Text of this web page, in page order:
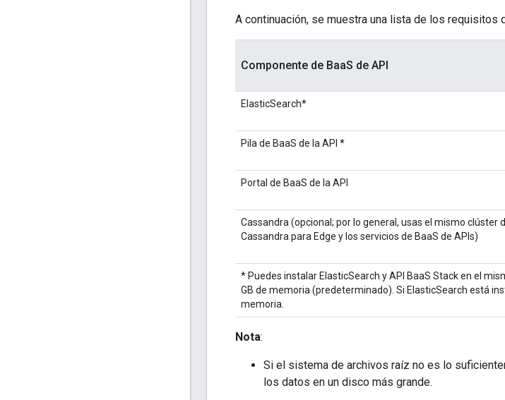
A continuación, se muestra una lista de los requisitos
Componente de BaaS de API
ElasticSearch*
Pila de BaaS de la API *
Portal de BaaS de la API
Cassandra (opcional; por lo general, usas el mismo clúster
Cassandra para Edge y los servicios de BaaS de APIs)
* Puedes instalar ElasticSearch y API BaaS Stack en el
GB de memoria (predeterminado). Si ElasticSearch está
memoria.
Nota:
Si el sistema de archivos raíz no es lo
los datos en un disco más grande.